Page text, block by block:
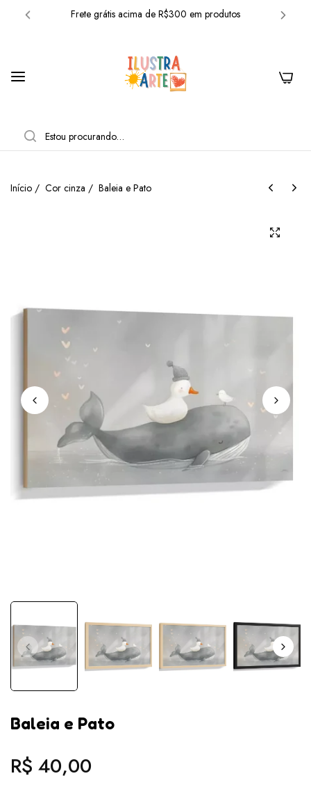
Frete grátis acima de R$300 em produtos
Frete grátis acima de R$300 em produtos
10% OFF com o cupom: BEMVINDO
Frete grátis acima de R$300 em produtos
Início / Cor cinza / Baleia e Pato
Baleia e Pato
Preço
normal
R$ 40,00